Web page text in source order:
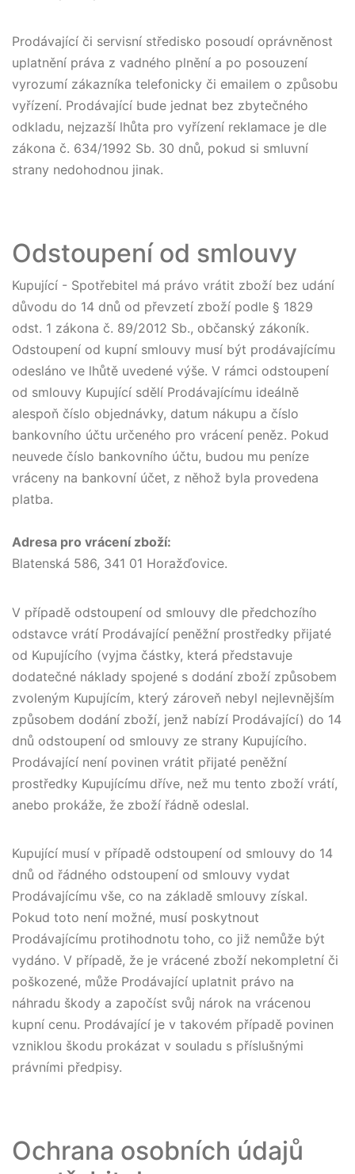
Prodávající či servisní středisko posoudí oprávněnost
uplatnění práva z vadného plnění a po posouzení
vyrozumí zákazníka telefonicky či emailem o způsobu
vyřízení. Prodávající bude jednat bez zbytečného
odkladu, nejzazší lhůta pro vyřízení reklamace je dle
zákona č. 634/1992 Sb. 30 dnů, pokud si smluvní
strany nedohodnou jinak.
Odstoupení od smlouvy
Kupující - Spotřebitel má právo vrátit zboží bez udání
důvodu do 14 dnů od převzetí zboží podle § 1829
odst. 1 zákona č. 89/2012 Sb., občanský zákoník.
Odstoupení od kupní smlouvy musí být prodávajícímu
odesláno ve lhůtě uvedené výše. V rámci odstoupení
od smlouvy Kupující sdělí Prodávajícímu ideálně
alespoň číslo objednávky, datum nákupu a číslo
bankovního účtu určeného pro vrácení peněz. Pokud
neuvede číslo bankovního účtu, budou mu peníze
vráceny na bankovní účet, z něhož byla provedena
platba.
Adresa pro vrácení zboží:
Blatenská 586, 341 01 Horažďovice.
V případě odstoupení od smlouvy dle předchozího
odstavce vrátí Prodávající peněžní prostředky přijaté
od Kupujícího (vyjma částky, která představuje
dodatečné náklady spojené s dodání zboží způsobem
zvoleným Kupujícím, který zároveň nebyl nejlevnějším
způsobem dodání zboží, jenž nabízí Prodávající) do 14
dnů odstoupení od smlouvy ze strany Kupujícího.
Prodávající není povinen vrátit přijaté peněžní
prostředky Kupujícímu dříve, než mu tento zboží vrátí,
anebo prokáže, že zboží řádně odeslal.
Kupující musí v případě odstoupení od smlouvy do 14
dnů od řádného odstoupení od smlouvy vydat
Prodávajícímu vše, co na základě smlouvy získal.
Pokud toto není možné, musí poskytnout
Prodávajícímu protihodnotu toho, co již nemůže být
vydáno. V případě, že je vrácené zboží nekompletní či
poškozené, může Prodávající uplatnit právo na
náhradu škody a započíst svůj nárok na vrácenou
kupní cenu. Prodávající je v takovém případě povinen
vzniklou škodu prokázat v souladu s příslušnými
právními předpisy.
Ochrana osobních údajů